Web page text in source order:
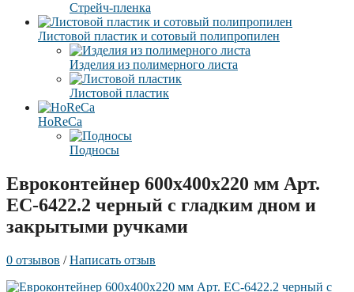
Стрейч-пленка
Листовой пластик и сотовый полипропилен
Изделия из полимерного листа
Листовой пластик
HoReCa
Подносы
Евроконтейнер 600x400x220 мм Арт.
EC-6422.2 черный с гладким дном и
закрытыми ручками
0 отзывов /Написать отзыв